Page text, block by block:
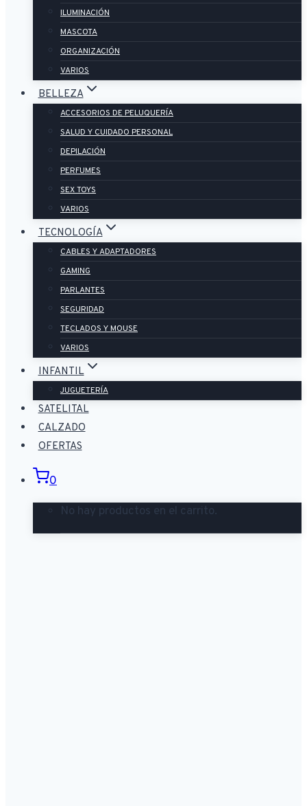
ILUMINACIÓN
MASCOTA
ORGANIZACIÓN
VARIOS
BELLEZA
ACCESORIOS DE PELUQUERÍA
SALUD Y CUIDADO PERSONAL
DEPILACIÓN
PERFUMES
SEX TOYS
VARIOS
TECNOLOGÍA
CABLES Y ADAPTADORES
GAMING
PARLANTES
SEGURIDAD
TECLADOS Y MOUSE
VARIOS
INFANTIL
JUGUETERÍA
SATELITAL
CALZADO
OFERTAS
0
No hay productos en el carrito.